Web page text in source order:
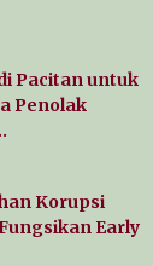
Pacitan untuk
Penolak
Korupsi
Early